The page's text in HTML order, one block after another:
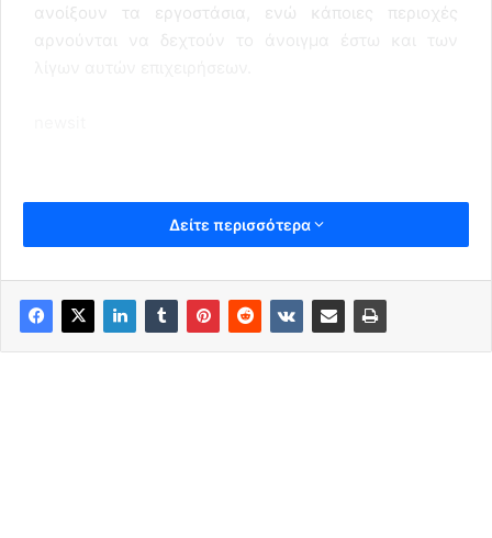
ανοίξουν τα εργοστάσια, ενώ κάποιες περιοχές
Δείτε περισσότερα